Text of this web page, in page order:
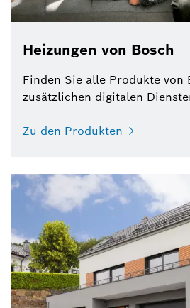
Heizungen von Bosch
Finden Sie alle Produkte von
zusätzlichen digitalen
Zu den Produkten